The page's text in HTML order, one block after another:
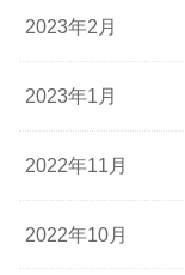
2023年2月
2023年1月
2022年11月
2022年10月